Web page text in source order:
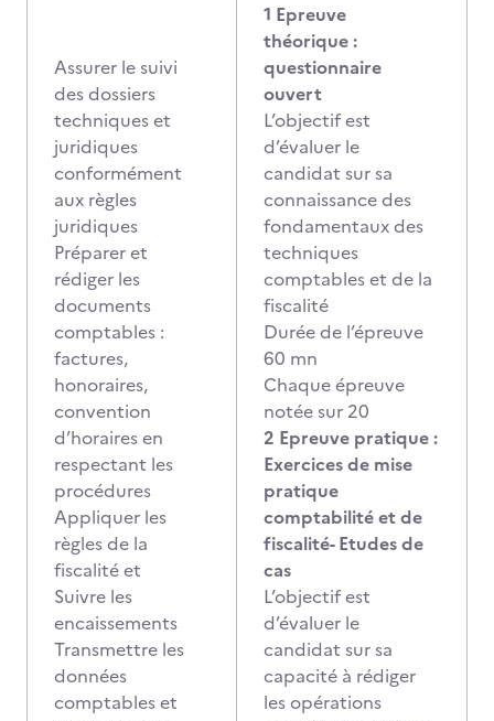
Assurer le suivi
des dossiers
techniques et
juridiques
conformément
aux règles
juridiques
Préparer et
rédiger les
documents
comptables :
factures,
honoraires,
convention
d’horaires en
respectant les
procédures
Appliquer les
règles de la
fiscalité et
Suivre les
encaissements
Transmettre les
données
comptables et
1 Epreuve
théorique :
questionnaire
ouvert
L’objectif est
d’évaluer le
candidat sur sa
connaissance des
fondamentaux des
techniques
comptables et de la
fiscalité
Durée de l’épreuve
60 mn
Chaque épreuve
notée sur 20
2 Epreuve pratique :
Exercices de mise
pratique
comptabilité et de
fiscalité- Etudes de
cas
L’objectif est
d’évaluer le
candidat sur sa
capacité à rédiger
les opérations